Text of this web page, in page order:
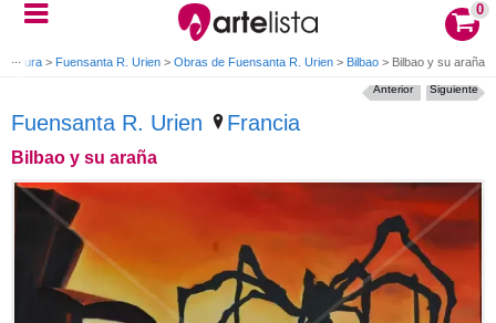
0
Figura > Fuensanta R. Urien > Obras de Fuensanta R. Urien > Bilbao > Bilbao y su araña
Fuensanta R. Urien Francia
Bilbao y su araña
Siguiente
Anterior